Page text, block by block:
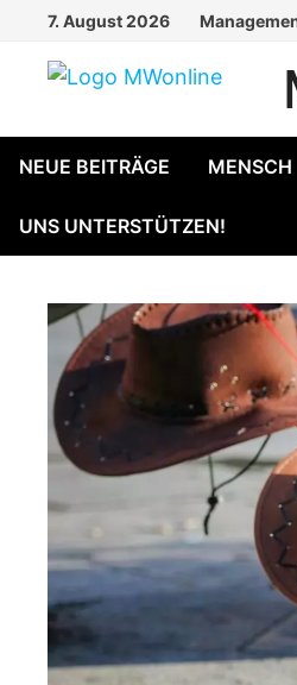
springen
7. August 2026
NEUE BEITRÄGE MENSCH
UNS UNTERSTÜTZEN!